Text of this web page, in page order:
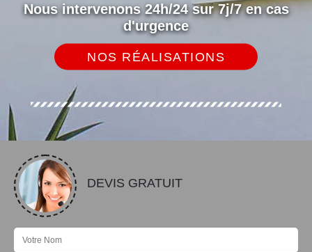
Nous intervenons 24h/24 sur 7j/7 en cas
d'urgence
NOS RÉALISATIONS
DEVIS GRATUIT